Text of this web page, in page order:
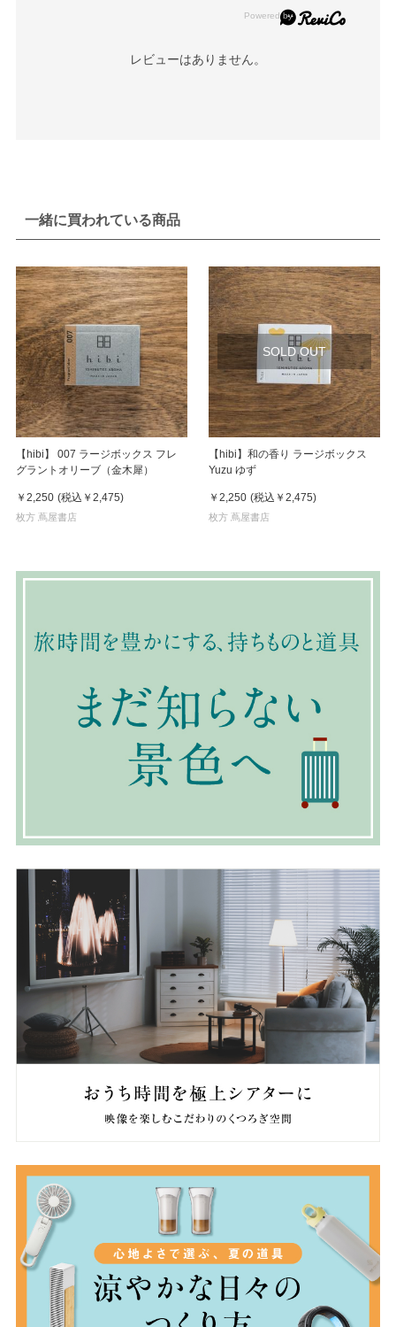
レビューはありません。
一緒に買われている商品
【hibi】 007 ラージボックス フレ
グラントオリーブ（金木犀）
￥2,250 (税込 ￥2,475)
枚方 蔦屋書店
SOLD OUT
【hibi】和の香り ラージボックス
Yuzu ゆず
￥2,250 (税込 ￥2,475)
枚方 蔦屋書店